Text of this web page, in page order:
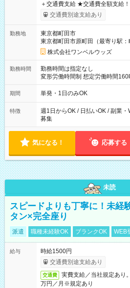
＋交通費支給 ★交通費全額支給！ ┗案件により規定あり ★日払
いOK！（規定あり） ┗働いたそ
ンビニATMから 日払い分を引き落とせます
交通費別途支給あり
勤務地
東京都町田市
東京都町田市原町田（最寄り駅：
株式会社ワンベルウッズ
勤務時間
勤務時間は指定なし
変形労働時間制 想定労働時間160時間/月 【シフト例
～21：00
期間 単発・1日のみOK
特徴
週1日からOK / 日払いOK / 副業
募集
気になる！ 応募する
未読
スピードよりも丁寧に！未経
タン×完全座り
派遣 職種未経験OK ブランクOK WEB
給与
時給1500円
交通費別途支給あり
交通費
実費支給／当社規定あり
万円／月※規定あり